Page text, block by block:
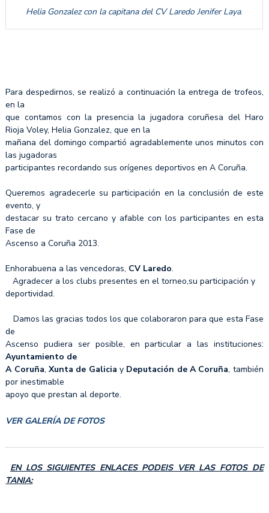
Helia Gonzalez con la capitana del CV Laredo Jenifer Laya.
Para despedirnos, se realizó a continuación la entrega de trofeos,
en la
que contamos con la presencia la jugadora coruñesa del Haro
Rioja Voley, Helia Gonzalez, que en la
mañana del domingo compartió agradablemente unos minutos con
las jugadoras
participantes recordando sus orígenes deportivos en A Coruña.
Queremos agradecerle su participación en la conclusión de este
evento, y
destacar su trato cercano y afable con los participantes en esta
Fase de
Ascenso a Coruña 2013.
Enhorabuena a las vencedoras, CV Laredo.
Agradecer a los clubs presentes en el torneo,su participación y
deportividad.
Damos las gracias todos los que colaboraron para que esta Fase
de
Ascenso pudiera ser posible, en particular a las instituciones:
Ayuntamiento de
A Coruña,Xunta de Galicia y Deputación de A Coruña, también
por inestimable
apoyo que prestan al deporte.
VER GALERÍA DE FOTOS
EN LOS SIGUIENTES ENLACES PODEIS VER LAS FOTOS DE
TANIA: